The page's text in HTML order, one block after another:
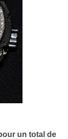
un total de